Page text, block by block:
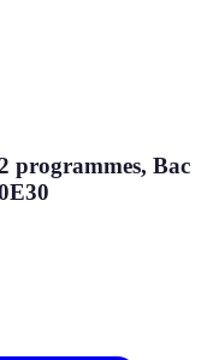
programmes, Bac